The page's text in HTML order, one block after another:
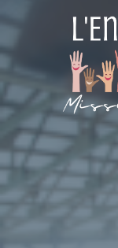
contenu